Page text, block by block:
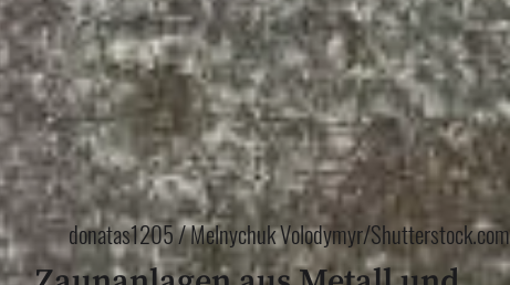
donatas1205 / Melnychuk Volodymyr/Shutterstock.com